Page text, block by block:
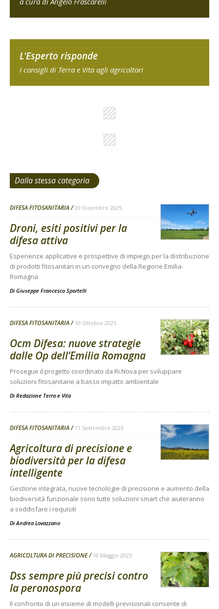
L'Esperto risponde
I consigli di Terra e Vita agli agricoltori
Dalla stessa categoria
DIFESA FITOSANITARIA 20 Dicembre 2025
Droni, esiti positivi per la
difesa attiva
Esperienze applicative e prospettive di impiego per la distribuzione
di prodotti fitosanitari in un convegno della Regione Emilia-
Romagna
Di Giuseppe Francesco Sportelli
DIFESA FITOSANITARIA 10 Ottobre 2025
Ocm Difesa: nuove strategie
dalle Op dell’Emilia Romagna
Prosegue il progetto coordinato da Ri.Nova per sviluppare
soluzioni fitosanitarie a basso impatto ambientale
Di Redazione Terra e Vita
DIFESA FITOSANITARIA 11 Settembre 2023
Agricoltura di precisione e
biodiversità per la difesa
intelligente
Gestione integrata, nuove tecnologie di precisione e aumento della
biodiversità funzionale sono tutte soluzioni smart che aiuteranno
a soddisfare i requisiti
Di Andrea Lovazzano
AGRICOLTURA DI PRECISIONE 10 Maggio 2023
Dss sempre più precisi contro
la peronospora
Il confronto di un insieme di modelli previsionali consente di